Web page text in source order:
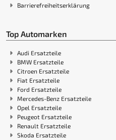
Barrierefreiheitserklärung
Top Automarken
Audi Ersatzteile
BMW Ersatzteile
Citroen Ersatzteile
Fiat Ersatzteile
Ford Ersatzteile
Mercedes-Benz Ersatzteile
Opel Ersatzteile
Peugeot Ersatzteile
Renault Ersatzteile
Skoda Ersatzteile